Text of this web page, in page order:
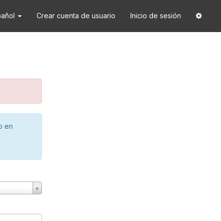
Crear cuenta de usuario Inicio de sesión
en